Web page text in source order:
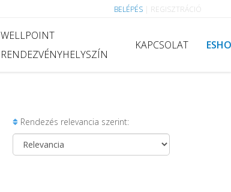
BELÉPÉS REGISZTRÁCIÓ
WELLPOINT
RENDEZVÉNYHELYSZÍN
KAPCSOLAT
Rendezés relevancia szerint: